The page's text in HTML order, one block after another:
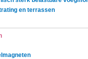
en terrassen